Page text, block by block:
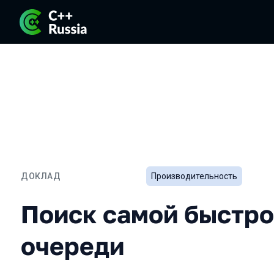
ДОКЛАД
Поиск самой быстрой
Производительность
Поиск самой
очереди